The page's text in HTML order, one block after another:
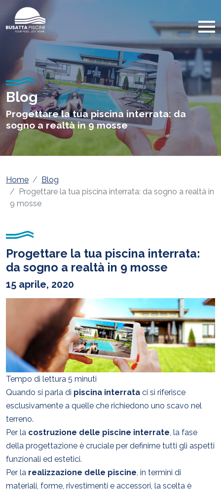
Blog
Progettare la tua piscina interrata: da
sogno a realtà in 9 mosse
Home
Blog
Progettare la tua piscina interrata: da sogno a realtà in
9 mosse
Progettare la tua piscina interrata:
da sogno a realtà in 9 mosse
15 aprile, 2020
Tempo di lettura 5 minuti
Quando si parla di piscina interrata ci si riferisce
esclusivamente a quelle che richiedono uno scavo nel
terreno.
Per la costruzione delle piscine interrate , la fase
della progettazione è cruciale per definirne tutti gli aspetti
funzionali ed estetici.
Per la realizzazione delle piscine , in termini di
materiali, forme, rivestimenti e accessori, la scelta è